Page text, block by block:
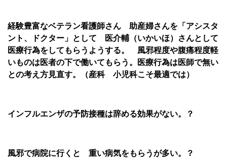
経験豊富なベテラン看護師さん 助産婦さんを「アシスタ
ント、ドクター」として 医介輔（いかいほ）さんとして
医療行為をしてもらうようする。 風邪程度や腹痛程度軽
いものは医者の下で働いてもらう。医療行為は医師で無い
との考え方見直す。（産科 小児科こそ最適では）
インフルエンザの予防接種は辞める効果がない。？
風邪で病院に行くと 重い病気をもらうが多い。？